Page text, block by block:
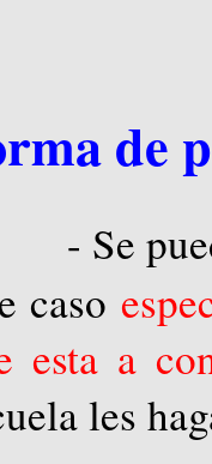
de
caso
esta a
les